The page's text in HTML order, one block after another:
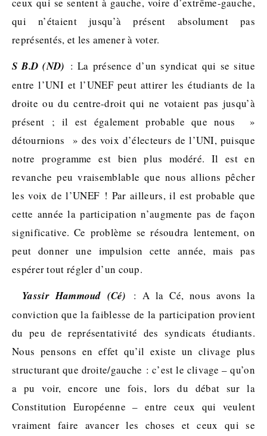
qui n’étaient jusqu’à présent absolument pas
représentés, et les amener à voter.
S B.D (ND) : La présence d’un syndicat qui se situe
entre l’UNI et l’UNEF peut attirer les étudiants de la
droite ou du centre-droit qui ne votaient pas jusqu’à
présent ; il est également probable que nous »
détournions » des voix d’électeurs de l’UNI, puisque
notre programme est bien plus modéré. Il est en
revanche peu vraisemblable que nous allions pêcher
les voix de l’UNEF ! Par ailleurs, il est probable que
cette année la participation n’augmente pas de façon
significative. Ce problème se résoudra lentement, on
peut donner une impulsion cette année, mais pas
espérer tout régler d’un coup.
Yassir Hammoud (Cé) : A la Cé, nous avons la
conviction que la faiblesse de la participation provient
du peu de représentativité des syndicats étudiants.
Nous pensons en effet qu’il existe un clivage plus
structurant que droite/gauche : c’est le clivage – qu’on
a pu voir, encore une fois, lors du débat sur la
Constitution Européenne – entre ceux qui veulent
vraiment faire avancer les choses et ceux qui se